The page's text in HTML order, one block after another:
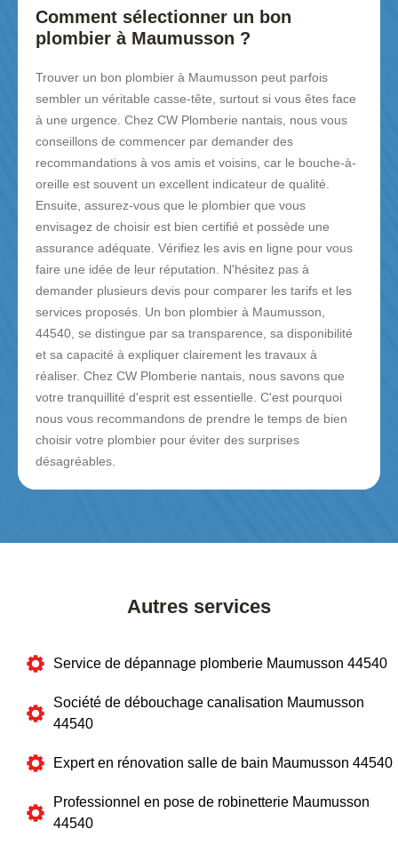
Comment sélectionner un bon
plombier à Maumusson ?
Trouver un bon plombier à Maumusson peut parfois
sembler un véritable casse-tête, surtout si vous êtes face
à une urgence. Chez CW Plomberie nantais, nous vous
conseillons de commencer par demander des
recommandations à vos amis et voisins, car le bouche-à-
oreille est souvent un excellent indicateur de qualité.
Ensuite, assurez-vous que le plombier que vous
envisagez de choisir est bien certifié et possède une
assurance adéquate. Vérifiez les avis en ligne pour vous
faire une idée de leur réputation. N'hésitez pas à
demander plusieurs devis pour comparer les tarifs et les
services proposés. Un bon plombier à Maumusson,
44540, se distingue par sa transparence, sa disponibilité
et sa capacité à expliquer clairement les travaux à
réaliser. Chez CW Plomberie nantais, nous savons que
votre tranquillité d'esprit est essentielle. C'est pourquoi
nous vous recommandons de prendre le temps de bien
choisir votre plombier pour éviter des surprises
désagréables.
Autres services
Service de dépannage plomberie Maumusson 44540
Société de débouchage canalisation Maumusson
44540
Expert en rénovation salle de bain Maumusson 44540
Professionnel en pose de robinetterie Maumusson
44540